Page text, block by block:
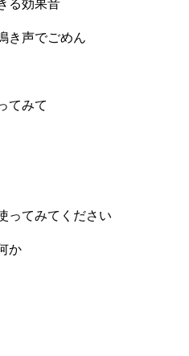
る効果音
き声でごめん
てみて
ってみてください
か